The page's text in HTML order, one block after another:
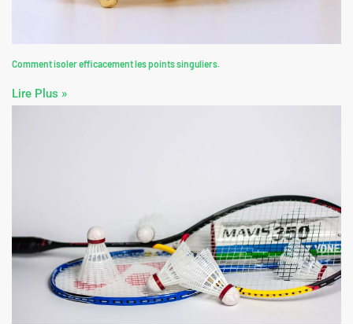
Comment isoler efficacement les points singuliers.
Lire Plus »